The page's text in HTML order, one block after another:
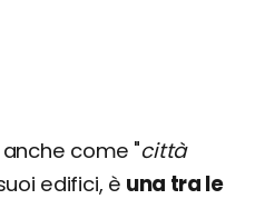
come "città
edifici, è una tra le